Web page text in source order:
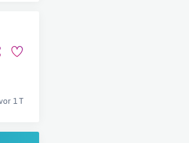
1 T